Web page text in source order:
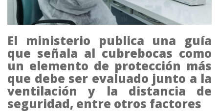
El ministerio publica una guía
que señala al cubrebocas como
un elemento de protección más
que debe ser evaluado junto a la
ventilación y la distancia de
seguridad, entre otros factores